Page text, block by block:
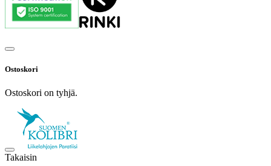
Ostoskori
Ostoskori on tyhjä.
Takaisin